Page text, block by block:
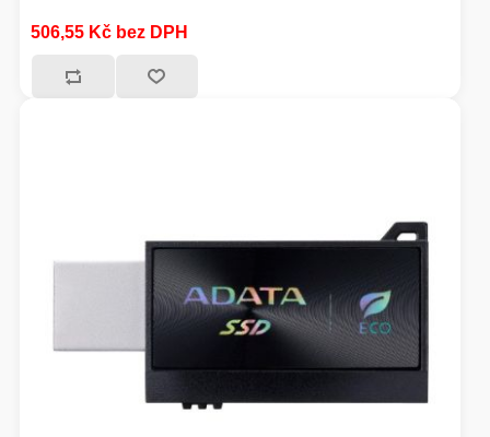
506,55 Kč bez DPH